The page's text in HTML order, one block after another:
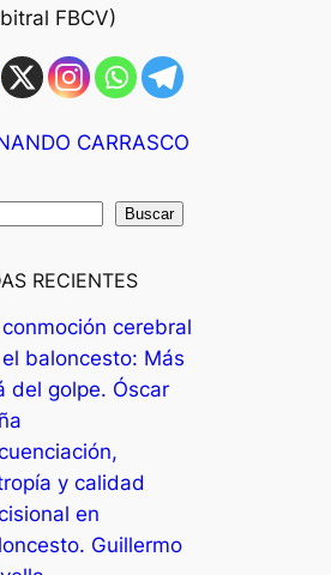
FBCV)
CARRASCO
Buscar
RECIENTES
cerebral
baloncesto: Más
del golpe. Óscar
y calidad
en
Guillermo